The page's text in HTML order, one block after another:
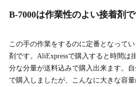
B-7000は作業性のよい接着剤
この手の作業をするのに定番となって
剤です。AliExpressで購入すると時間は
分な分量が送料込みで購入出来ます。
で購入しましたが、こんなに大きな容量